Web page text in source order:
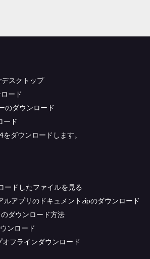
スクトップ
ード
のダウンロード
ード
ダウンロードします。
ードしたファイルを見る
ルアプリのドキュメントzipのダウンロード
ダウンロード方法
ンロード
フラインダウンロード